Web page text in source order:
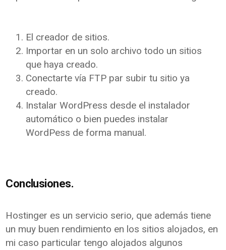
El creador de sitios.
Importar en un solo archivo todo un sitios
que haya creado.
Conectarte vía FTP par subir tu sitio ya
creado.
Instalar WordPress desde el instalador
automático o bien puedes instalar
WordPess de forma manual.
Conclusiones.
Hostinger es un servicio serio, que además tiene
un muy buen rendimiento en los sitios alojados, en
mi caso particular tengo alojados algunos